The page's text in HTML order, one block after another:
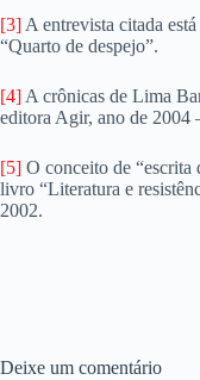
[3] A entrevista citada
“Quarto de despejo”.
[4] A crônicas de Lima
editora Agir, ano de 2004
[5] O conceito de “escrita
livro “Literatura e
2002.
Deixe um comentário